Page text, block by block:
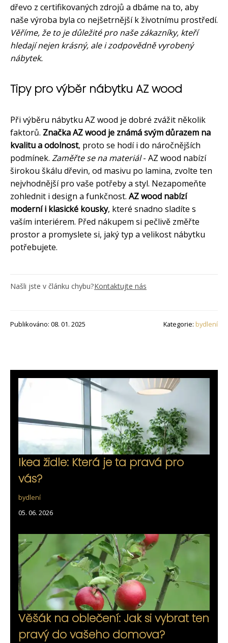
dřevo z certifikovaných zdrojů a dbáme na to, aby
naše výroba byla co nejšetrnější k životnímu prostředí.
Věříme, že to je důležité pro naše zákazníky, kteří
hledají nejen krásný, ale i zodpovědně vyrobený
nábytek.
Tipy pro výběr nábytku AZ wood
Při výběru nábytku AZ wood je dobré zvážit několik
faktorů. Značka AZ wood je známá svým důrazem na
kvalitu a odolnost, proto se hodí i do náročnějších
podmínek. Zaměřte se na materiál- AZ wood nabízí
širokou škálu dřevin, od masivu po lamina, zvolte ten
nejvhodnější pro vaše potřeby a styl. Nezapomeňte
zohlednit i design a funkčnost. AZ wood nabízí
moderní i klasické kousky, které snadno sladíte s
vaším interiérem. Před nákupem si pečlivě změřte
prostor a promyslete si, jaký typ a velikost nábytku
potřebujete.
Našli jste v článku chybu?Kontaktujte nás
Publikováno: 08. 01. 2025 Kategorie: bydlení
Ikea židle: Která je ta pravá pro
vás?
bydlení
05. 06. 2026
Věšák na oblečení: Jak si vybrat ten
pravý do vašeho domova?